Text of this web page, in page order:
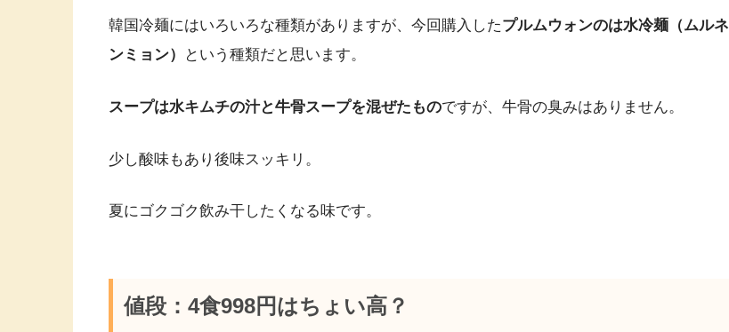
韓国冷麺にはいろいろな種類がありますが、今回購入したプルムウォンのは水冷麺（ムルネ
ンミョン）
という種類だと思います。
スープは水キムチの汁と牛骨スープを混ぜたものですが、牛骨の臭みはありません。
少し酸味もあり後味スッキリ。
夏にゴクゴク飲み干したくなる味です。
値段：4食998円はちょい高？